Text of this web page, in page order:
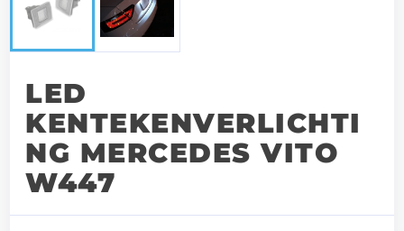
LED
KENTEKENVERLICHTI
NG MERCEDES VITO
W447